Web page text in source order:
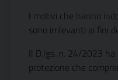
I motivi che hanno
sono irrilevanti ai fini
Il D.lgs. n. 24/2023
protezione che